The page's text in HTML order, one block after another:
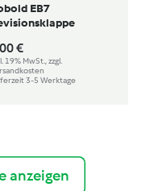
EB7
€
19% MwSt., zzgl.
3-5 Werktage
anzeigen